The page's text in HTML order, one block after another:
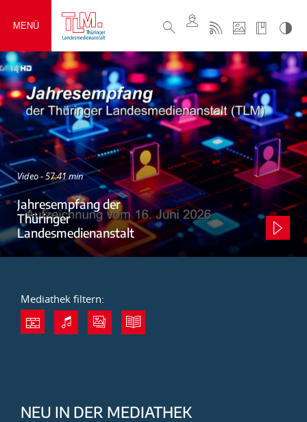
MENÜ
Video - 57:41 min
Jahresempfang der
Thüringer
Landesmedienanstalt
Mediathek filtern:
NEU IN DER MEDIATHEK